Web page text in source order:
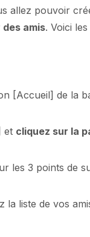
allez pouvoir
amis. Voici
[Accueil] de la
et cliquez sur la
les 3 points de
la liste de vos